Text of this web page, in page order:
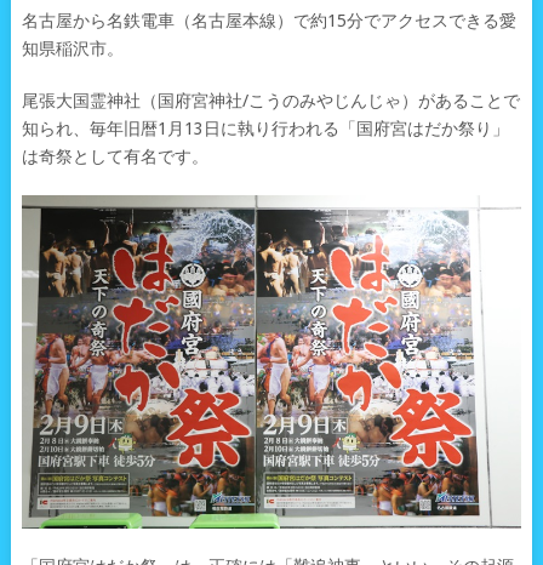
名古屋から名鉄電車（名古屋本線）で約15分でアクセスできる愛
知県稲沢市。
尾張大国霊神社（国府宮神社/こうのみやじんじゃ）があることで
知られ、毎年旧暦1月13日に執り行われる「国府宮はだか祭り」
は奇祭として有名です。